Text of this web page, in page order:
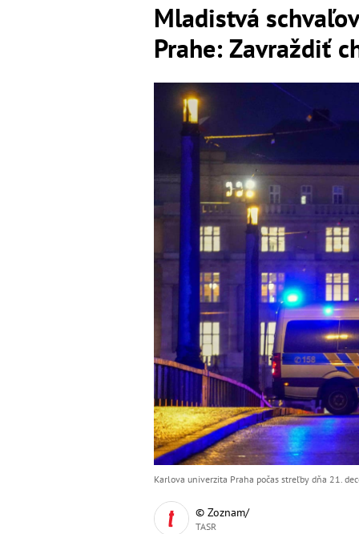
Mladistvá
Prahe: Zavraždiť
Karlova univerzita Praha počas streľby dňa 21.
© Zoznam/
TASR